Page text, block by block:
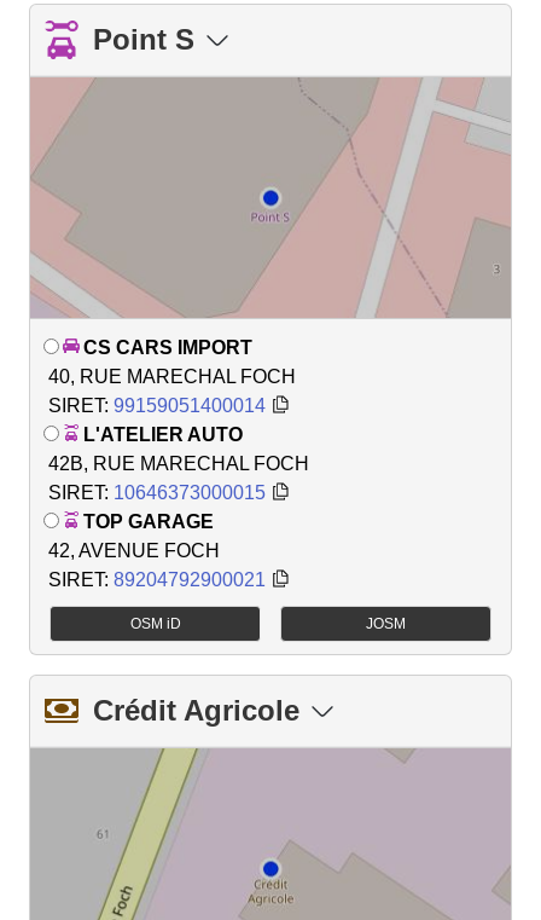
Point S
CS CARS IMPORT
40, RUE MARECHAL FOCH
SIRET: 99159051400014
L'ATELIER AUTO
42B, RUE MARECHAL FOCH
SIRET: 10646373000015
TOP GARAGE
42, AVENUE FOCH
SIRET: 89204792900021
OSM iD JOSM
Crédit Agricole